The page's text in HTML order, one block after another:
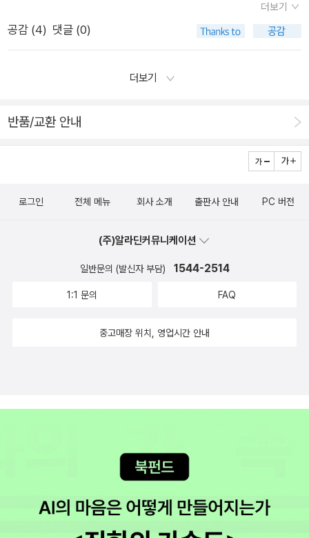
은 벌 한 마리와 흑장미 그림자조차 비단이 되는 때. 가장 시린 한
때. 지금은 시린 발을 담그지. 바닷물처럼 그 속에 정강이를 담그
때. 어떤 순간은 어떤 순간 자체로 남는다. 보면 보이는 것, 읽으
는 착각. 고집과 거부가 아닌 자기보다 더 자기를 잘 이해하는 이
하는 때가 뒤따른다. 죄책감은 고백의 뿌리라고 헤더는 말한다.
은 무엇과 떠오르는 진실. 헤더는 필수 사항과 불필수 사항 사이
어떤 구석이 헤더의 눈에만 보인다. 일말의 죄의식은 자초하여 있
는 모든 상처 처럼 영원하며, 행동 자체만큼이나 생생해진다는 그
쳐지고 칼끝은 스윽 갈 길을 간다. 빠득 소리 없이 파고들고 둔탁
주름은 종종 죄의식과 고백, 행동을 불러일으킨다. 그러나 누구나
그것을 마음속 서재의 세 번째 서가 다섯 번째 칸 같은 곳에 담아
두고 혼자 걸음할 때가 있다. 굳이 애써 페이지를 뜯어내거나 재
차 숨은그림찾기를 하지 않아도 그곳에 그대로 있는. 늦은 밤, 옆
로 했다. 우리는 모두 책을 사랑한다. 출판사에서 책에 관한 일
인 팬인 멤버2가 있고, 책을 어마어마하게 사고 그것을 거의 다
회에 올때마다 아들을 설득해야하는 멤버4인 내가 있다. 한 달에
고 즐겁지만 책을 좋아하는 '우리'라는 사람들이 있고 그들을 꾸
다른 멤버0~3까지는 어떻게 생각할지 모르겠지만 난, 굳이 우
못해도 좋다. 낭독회를 목적으로 만나 자학 개그만 두 시간 해도
않는한 그들을 만나는 그 시간들이 좋다. 이젠 우리끼리 술 마셔
도 시계를 보지 않을 테다!!!! 부록 : 사생팬의 대상들 멤버 0이
시인 - 강정, 그러나 어제는 백가흠 소설가 보러 감. 그럼에도 불
만 스무 살 무렵 읽은 그 소설은 참 좋았습니다^^ 개인적으로 은
희경 소설가의 1990년대의 소설들을 참 좋아합니다. 섬세한 날
들의 섬세한 문장은 저를 잘 안아주었습니다.
집에 와 사인본과 낭독회에서 받은 낭독 시 모음 소책자를 펼쳐
생각이 간절해졌다가 이내 사그라들었다. 사그라들수 있는 간절
가, 두둥! 쓰라고 한다면 그저 놀이라고, 몰두할 수 있는 놀이라
놀이라고, 이런 저런 생각 잠시 잊을 수 있는 무아지경의 놀이라
고 말하고 싶다. 그것도 다 잡소리다만. 10월엔 김소연 시인의
시를 읽는 가을 밤, 좋구나!
게 책을 권하는 편지글을 묶은 책이다. 몇 편 읽어봤는데 일반 독
자가 책에 대한 글을 읽는 재미로도 유익할 뿐 아니라 자국의 수
를 듣지 않은 대가로 스티븐하퍼 수상은 전 세계적으로 망신을 당
만큼 박근혜 대통령도 타산지석으로 삼아야할 듯 싶다. 누군가가
니. 그런 용맹함 어쩌면 보고도 싶다. 2. 에스타 베를링 이야기 :
벼른 기간 -4개월, 벼른 정도 - 중 여성 최초 노벨문학상 수상작
가 셀마 라겔뢰프의 대표작이라는 <에스타 베를링 이야기>가
셀마 라겔뢰프는 알지 못했던 나이지만 이 책이 관심 갔었던 것은
다. 좋은 평가와 책의 두께를 보건대 만만찮은 이야기가 펼쳐질
것 같아 기대가 된다. 저 두 사람, 궁금하다. 3. 갑자기 누군가
이길래 이렇게 떠들썩하게 추천을 한단 말인가, 하는 생각이 가장
입했다. 예판의 매력은 마지막날 구입하는 것이다. 아직 읽을 책
이 많으니 추석 때 강화도 여행길에서 읽으면 좋을 것 같아 계획
중이다. 4. 정거장에서의 충고 : 벼른 기간 - 1개월, 벼른 정도-
강 제일 처음 사랑한 시인이 누구냐고 묻는다면 기형도라 답할
더보기
공감 (4) 댓글 (0)
더보기
반품/교환 안내
로그인 전체 메뉴 회사 소개 출판사 안내 PC 버전
(주)알라딘커뮤니케이션
일반문의 (발신자 부담) 1544-2514
1:1 문의 FAQ
중고매장 위치, 영업시간 안내